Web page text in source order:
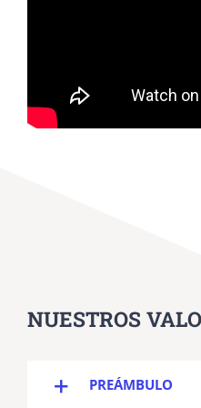
NUESTROS
PREÁMBULO